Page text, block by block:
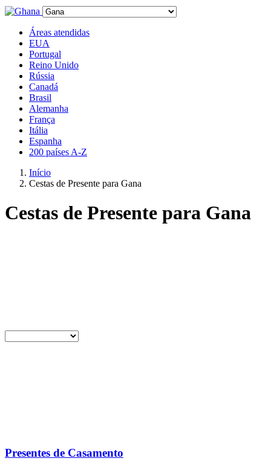
Áreas atendidas
EUA
Portugal
Reino Unido
Rússia
Canadá
Brasil
Alemanha
França
Itália
Espanha
200 países A-Z
Início
Cestas de Presente para Gana
Cestas de Presente para Gana
Presentes de Casamento